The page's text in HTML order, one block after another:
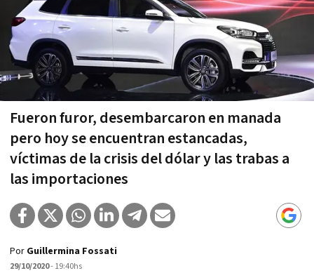
Fueron furor, desembarcaron en manada
pero hoy se encuentran estancadas,
víctimas de la crisis del dólar y las trabas a
las importaciones
Por Guillermina Fossati
29/10/2020- 19:40hs